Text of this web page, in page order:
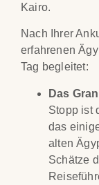
Kairo.
Nach Ihrer
erfahrenen
Tag begleitet:
Das
Stopp ist
das
alten
Schätze